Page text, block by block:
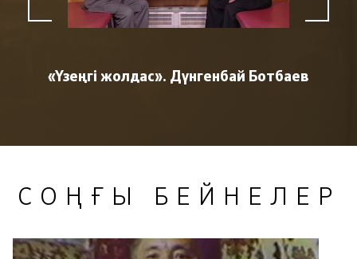
«Үзеңгі жолдас». Дүнгенбай Ботбаев
СОҢҒЫ БЕЙНЕЛЕР